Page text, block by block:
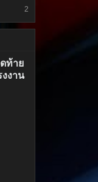
2
ท้าย
งาน